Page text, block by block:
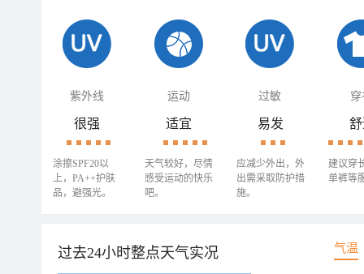
紫外线 运动 过敏 穿
很强
涂擦SPF20以
上，PA++护肤
品，避强光。
适宜
天气较好，尽情
感受运动的快乐
吧。
易发
应减少外出，外
出需采取防护措
施。
建议穿
单裤等
过去24小时整点天气实况 气温